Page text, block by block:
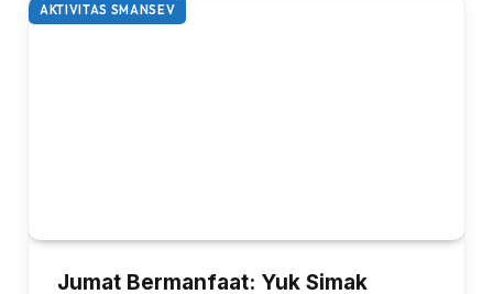
AKTIVITAS SMANSEV
Jumat Bermanfaat: Yuk Simak